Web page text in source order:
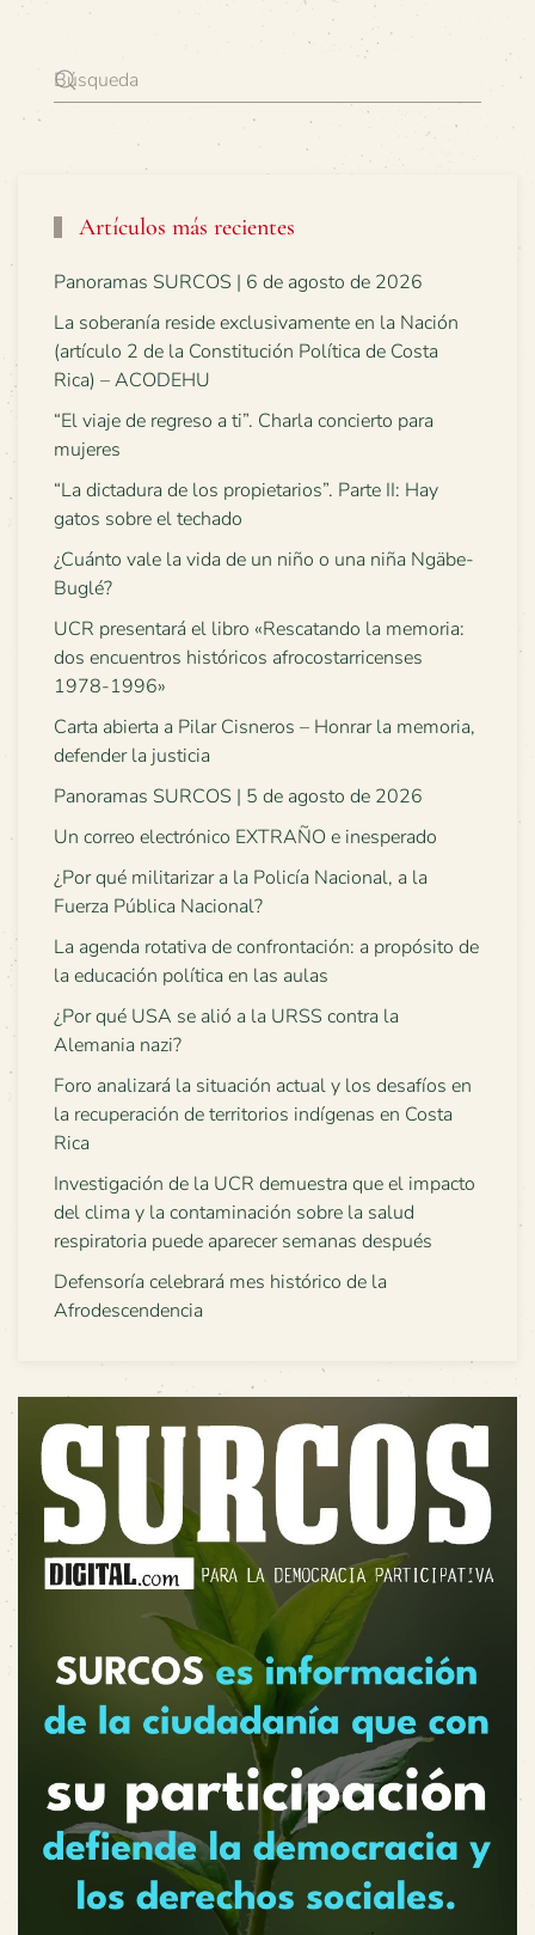
Artículos más recientes
Panoramas SURCOS | 6 de agosto de 2026
La soberanía reside exclusivamente en la Nación
(artículo 2 de la Constitución Política de Costa
Rica) – ACODEHU
“El viaje de regreso a ti”. Charla concierto para
mujeres
“La dictadura de los propietarios”. Parte II: Hay
gatos sobre el techado
¿Cuánto vale la vida de un niño o una niña Ngäbe-
Buglé?
UCR presentará el libro «Rescatando la memoria:
dos encuentros históricos afrocostarricenses
1978-1996»
Carta abierta a Pilar Cisneros – Honrar la memoria,
defender la justicia
Panoramas SURCOS | 5 de agosto de 2026
Un correo electrónico EXTRAÑO e inesperado
¿Por qué militarizar a la Policía Nacional, a la
Fuerza Pública Nacional?
La agenda rotativa de confrontación: a propósito de
la educación política en las aulas
¿Por qué USA se alió a la URSS contra la
Alemania nazi?
Foro analizará la situación actual y los desafíos en
la recuperación de territorios indígenas en Costa
Rica
Investigación de la UCR demuestra que el impacto
del clima y la contaminación sobre la salud
respiratoria puede aparecer semanas después
Defensoría celebrará mes histórico de la
Afrodescendencia